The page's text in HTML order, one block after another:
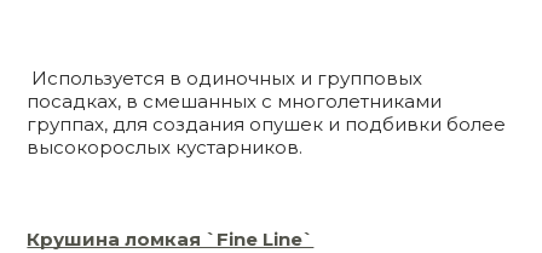
Используется в одиночных и групповых
посадках, в смешанных с многолетниками
группах, для создания опушек и подбивки более
высокорослых кустарников.
Крушина ломкая `Fine Line`